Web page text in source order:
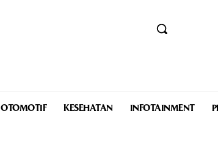
OTOMOTIF KESEHATAN INFOTAINMENT